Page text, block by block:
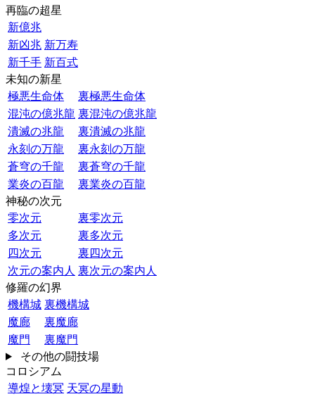
再臨の超星
新億兆
新凶兆 新万寿
新千手 新百式
未知の新星
極悪生命体
裏極悪生命体
混沌の億兆龍 裏混沌の億兆龍
潰滅の兆龍
裏潰滅の兆龍
永刻の万龍
裏永刻の万龍
蒼穹の千龍
裏蒼穹の千龍
業炎の百龍
裏業炎の百龍
神秘の次元
零次元
裏零次元
多次元
裏多次元
四次元
裏四次元
次元の案内人 裏次元の案内人
修羅の幻界
機構城 裏機構城
魔廊
裏魔廊
魔門
裏魔門
その他の闘技場
コロシアム
導煌と壊冥 天冥の星動